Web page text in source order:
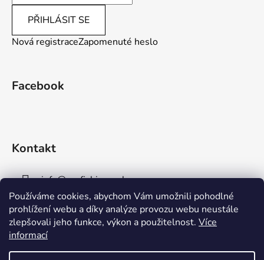
Používáme cookies, abychom Vám umožnili pohodlné
prohlížení webu a díky analýze provozu webu neustále
zlepšovali jeho funkce, výkon a použitelnost. Více
informací
PŘIHLÁSIT SE
Nová registraceZapomenuté heslo
Facebook
Kontakt
info@aaafishingpraha.cz
778 011 878